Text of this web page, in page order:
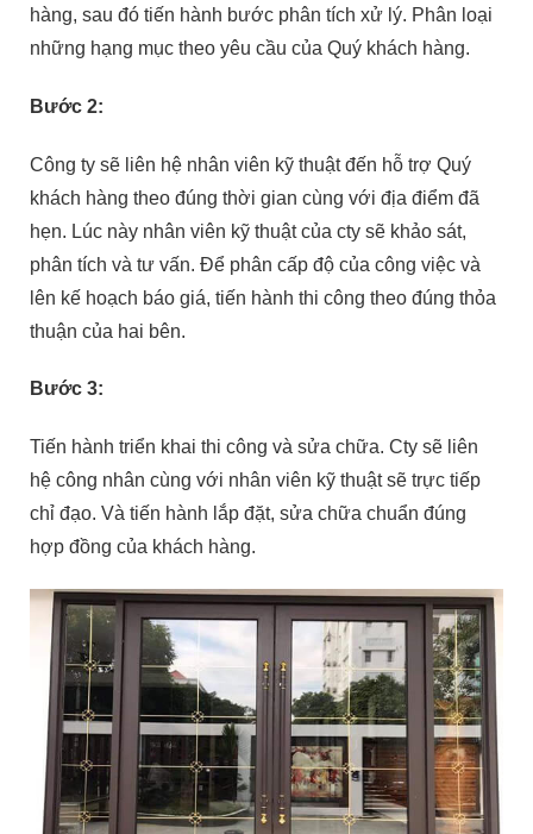
hàng, sau đó tiến hành bước phân tích xử lý. Phân loại
những hạng mục theo yêu cầu của Quý khách hàng.
Bước 2:
Công ty sẽ liên hệ nhân viên kỹ thuật đến hỗ trợ Quý
khách hàng theo đúng thời gian cùng với địa điểm đã
hẹn. Lúc này nhân viên kỹ thuật của cty sẽ khảo sát,
phân tích và tư vấn. Để phân cấp độ của công việc và
lên kế hoạch báo giá, tiến hành thi công theo đúng thỏa
thuận của hai bên.
Bước 3:
Tiến hành triển khai thi công và sửa chữa. Cty sẽ liên
hệ công nhân cùng với nhân viên kỹ thuật sẽ trực tiếp
chỉ đạo. Và tiến hành lắp đặt, sửa chữa chuẩn đúng
hợp đồng của khách hàng.